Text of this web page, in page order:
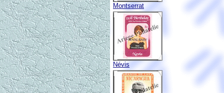
Montserrat
Névis